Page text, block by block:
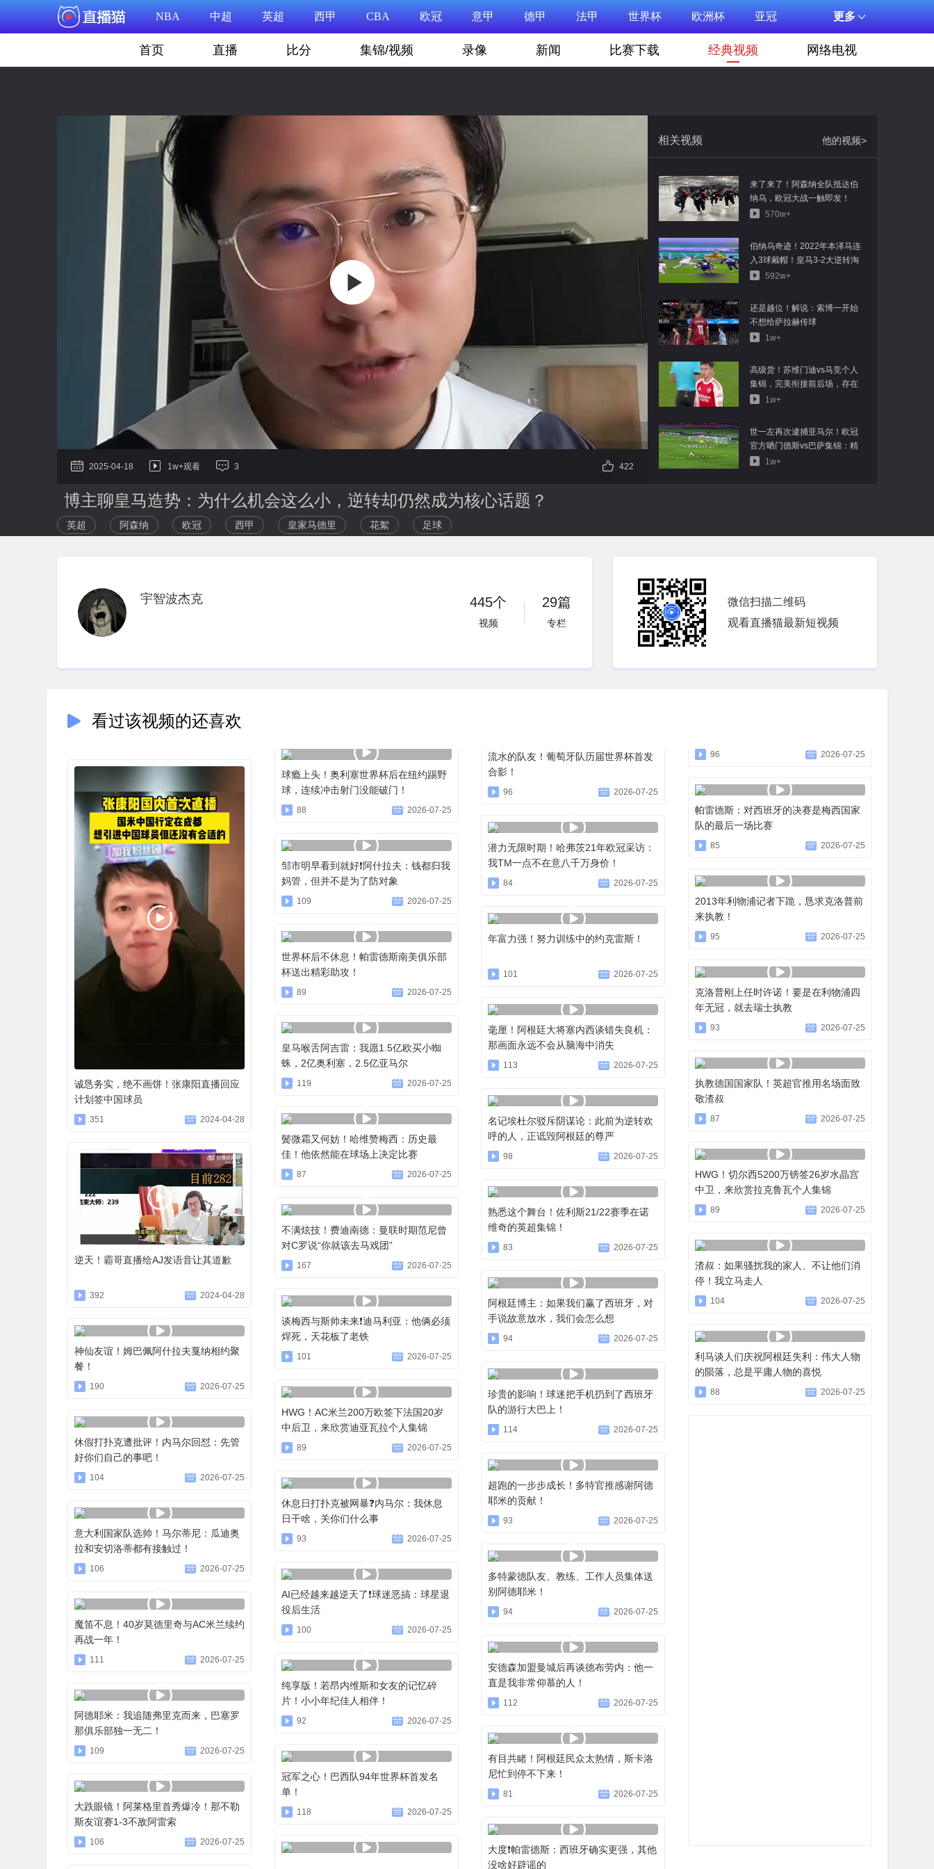
NBA 中超 英超 西甲 CBA 欧冠 意甲 德甲 法甲 世界杯 欧洲杯 亚冠 更多
首页 直播 比分 集锦/视频 录像 新闻 比赛下载 经典视频 网络电视
2025-04-18 1w+观看 3 422
相关视频 他的视频>
来了来了！阿森纳全队抵达伯
纳乌，欧冠大战一触即发！
570w+
伯纳乌奇迹！2022年本泽马连
入3球戴帽！皇马3-2大逆转淘
汰巴黎！
592w+
还是越位！解说：索博一开始
不想给萨拉赫传球
1w+
高级货！苏维门迪vs马竞个人
集锦，完美衔接前后场，存在
感极强1w+
世一左再次逮捕亚马尔！欧冠
官方晒门德斯vs巴萨集锦：精
英级表现
1w+
博主聊皇马造势：为什么机会这么小，逆转却仍然成为核心话题？
英超 阿森纳 欧冠 西甲 皇家马德里 花絮 足球
宇智波杰克 445个
视频
29篇
专栏
微信扫描二维码
观看直播猫最新短视频
看过该视频的还喜欢
诚恳务实，绝不画饼！张康阳直播回应
计划签中国球员
351 2024-04-28
逆天！霸哥直播给AJ发语音让其道歉
392 2024-04-28
神仙友谊！姆巴佩阿什拉夫戛纳相约聚
餐！
190 2026-07-25
休假打扑克遭批评！内马尔回怼：先管
好你们自己的事吧！
104 2026-07-25
意大利国家队选帅！马尔蒂尼：瓜迪奥
拉和安切洛蒂都有接触过！
106 2026-07-25
魔笛不息！40岁莫德里奇与AC米兰续约
再战一年！
111 2026-07-25
阿德耶米：我追随弗里克而来，巴塞罗
那俱乐部独一无二！
109 2026-07-25
大跌眼镜！阿莱格里首秀爆冷！那不勒
斯友谊赛1-3不敌阿雷索
106 2026-07-25
球瘾上头！奥利塞世界杯后在纽约踢野
球，连续冲击射门没能破门！
88 2026-07-25
邹市明早看到就好❗阿什拉夫：钱都归我
妈管，但并不是为了防对象
109 2026-07-25
世界杯后不休息！帕雷德斯南美俱乐部
杯送出精彩助攻！
89 2026-07-25
皇马喉舌阿吉雷：我愿1.5亿欧买小蜘
蛛，2亿奥利塞，2.5亿亚马尔
119 2026-07-25
鬓微霜又何妨！哈维赞梅西：历史最
佳！他依然能在球场上决定比赛
87 2026-07-25
不满炫技！费迪南德：曼联时期范尼曾
对C罗说“你就该去马戏团”
167 2026-07-25
谈梅西与斯帅未来❗️迪马利亚：他俩必须
焊死，天花板了老铁
101 2026-07-25
HWG！AC米兰200万欧签下法国20岁
中后卫，来欣赏迪亚瓦拉个人集锦
89 2026-07-25
休息日打扑克被网暴❓️内马尔：我休息
日干啥，关你们什么事
93 2026-07-25
AI已经越来越逆天了❗️球迷恶搞：球星退
役后生活
100 2026-07-25
纯享版！若昂内维斯和女友的记忆碎
片！小小年纪佳人相伴！
92 2026-07-25
冠军之心！巴西队94年世界杯首发名
单！
118 2026-07-25
流水的队友！葡萄牙队历届世界杯首发
合影！
96 2026-07-25
潜力无限时期！哈弗茨21年欧冠采访：
我TM一点不在意八千万身价！
84 2026-07-25
年富力强！努力训练中的约克雷斯！
101 2026-07-25
毫厘！阿根廷大将塞内西谈错失良机：
那画面永远不会从脑海中消失
113 2026-07-25
名记埃杜尔驳斥阴谋论：此前为逆转欢
呼的人，正诋毁阿根廷的尊严
98 2026-07-25
熟悉这个舞台！佐利斯21/22赛季在诺
维奇的英超集锦！
83 2026-07-25
阿根廷博主：如果我们赢了西班牙，对
手说故意放水，我们会怎么想
94 2026-07-25
珍贵的影响！球迷把手机扔到了西班牙
队的游行大巴上！
114 2026-07-25
超跑的一步步成长！多特官推感谢阿德
耶米的贡献！
93 2026-07-25
多特蒙德队友、教练、工作人员集体送
别阿德耶米！
94 2026-07-25
安德森加盟曼城后再谈德布劳内：他一
直是我非常仰慕的人！
112 2026-07-25
有目共睹！阿根廷民众太热情，斯卡洛
尼忙到停不下来！
81 2026-07-25
大度❗️帕雷德斯：西班牙确实更强，其他
没啥好辟谣的
96 2026-07-25
帕雷德斯：对西班牙的决赛是梅西国家
队的最后一场比赛
85 2026-07-25
2013年利物浦记者下跪，恳求克洛普前
来执教！
95 2026-07-25
克洛普刚上任时许诺！要是在利物浦四
年无冠，就去瑞士执教
93 2026-07-25
执教德国国家队！英超官推用名场面致
敬渣叔
87 2026-07-25
HWG！切尔西5200万镑签26岁水晶宫
中卫，来欣赏拉克鲁瓦个人集锦
89 2026-07-25
渣叔：如果骚扰我的家人、不让他们消
停！我立马走人
104 2026-07-25
利马谈人们庆祝阿根廷失利：伟大人物
的陨落，总是平庸人物的喜悦
88 2026-07-25